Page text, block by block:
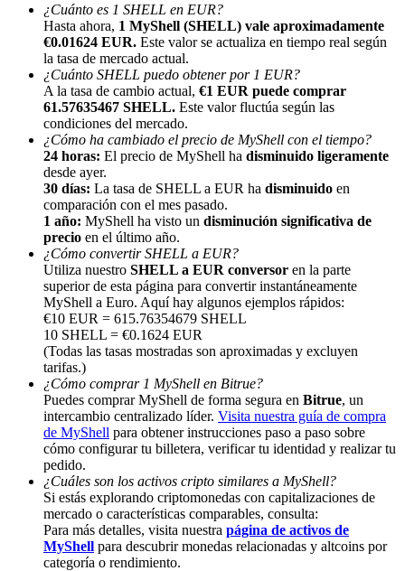
Referencia
Invita a un amigo para recibir recompensas en efectivo
BTC Welcome Rewards
BTC Welcome Rewards
Deposit & Trade BTC to Share 25000 USDT prize pool!
Deposit CASHCAT & Win
Share 500000 CASHCAT prize pool
¿Cuánto es 1 SHELL en EUR?
Hasta ahora, 1 MyShell (SHELL) vale aproximadamente
€0.01624 EUR. Este valor se actualiza en tiempo real según
la tasa de mercado actual.
¿Cuánto SHELL puedo obtener por 1 EUR?
A la tasa de cambio actual, €1 EUR puede comprar
61.57635467 SHELL. Este valor fluctúa según las
condiciones del mercado.
¿Cómo ha cambiado el precio de MyShell con el tiempo?
24 horas: El precio de MyShell ha disminuido ligeramente
desde ayer.
30 días: La tasa de SHELL a EUR ha disminuido en
comparación con el mes pasado.
1 año: MyShell ha visto un disminución significativa de
precio en el último año.
¿Cómo convertir SHELL a EUR?
Utiliza nuestro SHELL a EUR conversor en la parte
superior de esta página para convertir instantáneamente
MyShell a Euro. Aquí hay algunos ejemplos rápidos:
€10 EUR = 615.76354679 SHELL
10 SHELL = €0.1624 EUR
(Todas las tasas mostradas son aproximadas y excluyen
tarifas.)
¿Cómo comprar 1 MyShell en Bitrue?
Puedes comprar MyShell de forma segura en Bitrue, un
intercambio centralizado líder. Visita nuestra guía de compra
de MyShell para obtener instrucciones paso a paso sobre
cómo configurar tu billetera, verificar tu identidad y realizar tu
pedido.
¿Cuáles son los activos cripto similares a MyShell?
Si estás explorando criptomonedas con capitalizaciones de
mercado o características comparables, consulta:
Para más detalles, visita nuestra página de activos de
MyShell para descubrir monedas relacionadas y altcoins por
categoría o rendimiento.